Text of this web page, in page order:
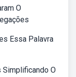
O
Essa Palavra
Simplificando O